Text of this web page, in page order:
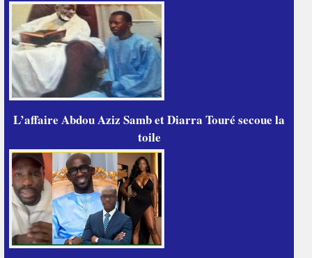
L’affaire Abdou Aziz Samb et Diarra Touré secoue la
toile